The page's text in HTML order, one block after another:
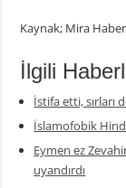
Kaynak; Mira Haber
İlgili
İstifa etti, sırları
İslamofobik
Eymen ez
uyandırdı